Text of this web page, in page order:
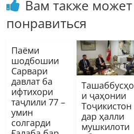
Вам также может
понравиться
Паёми
шодбошии
Сарвари
давлат ба
ифтихори
таҷлили 77 –
умин
солгарди
Ташаббусҳо
и ҷаҳонии
Тоҷикистон
дар ҳалли
мушкилоти